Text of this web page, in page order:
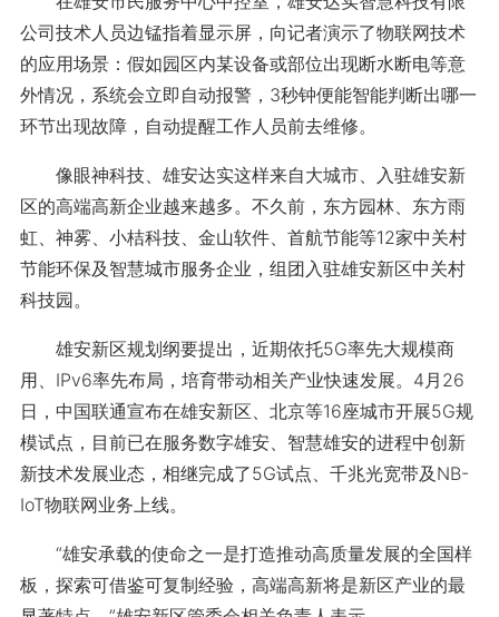
公司技术人员边锰指着显示屏，向记者演示了物联网技术
的应用场景：假如园区内某设备或部位出现断水断电等意
外情况，系统会立即自动报警，3秒钟便能智能判断出哪一
环节出现故障，自动提醒工作人员前去维修。
像眼神科技、雄安达实这样来自大城市、入驻雄安新
区的高端高新企业越来越多。不久前，东方园林、东方雨
虹、神雾、小桔科技、金山软件、首航节能等12家中关村
节能环保及智慧城市服务企业，组团入驻雄安新区中关村
科技园。
雄安新区规划纲要提出，近期依托5G率先大规模商
用、IPv6率先布局，培育带动相关产业快速发展。4月26
日，中国联通宣布在雄安新区、北京等16座城市开展5G规
模试点，目前已在服务数字雄安、智慧雄安的进程中创新
新技术发展业态，相继完成了5G试点、千兆光宽带及NB-
IoT物联网业务上线。
“雄安承载的使命之一是打造推动高质量发展的全国样
板，探索可借鉴可复制经验，高端高新将是新区产业的最